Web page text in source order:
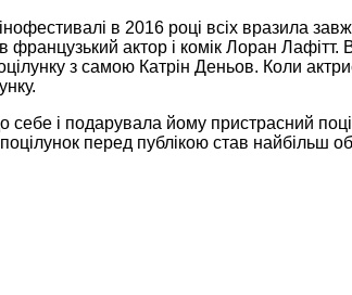
в 2016 році всіх вразила
актор і комік Лоран Лафітт.
з самою Катрін Деньов. Коли
себе і подарувала йому пристрасний
поцілунок перед публікою став найбільш